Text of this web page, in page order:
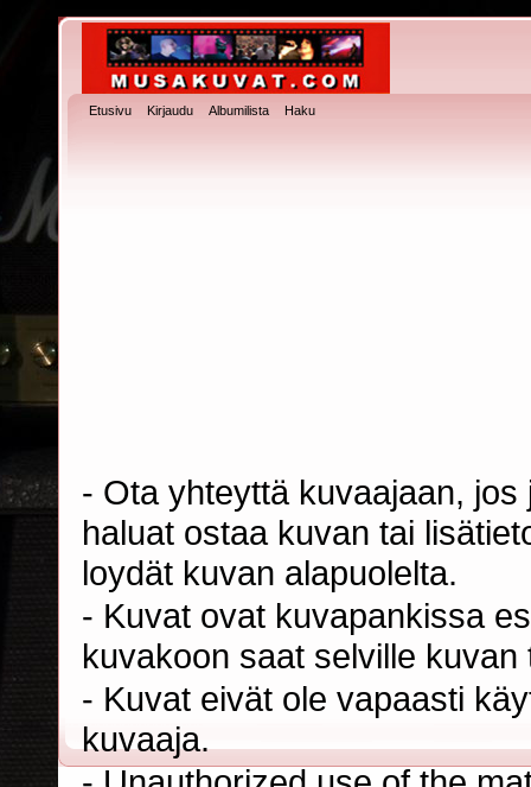
Etusivu Kirjaudu Albumilista Haku
- Ota yhteyttä kuvaajaan,
haluat ostaa kuvan tai
loydät kuvan alapuolelta.
- Kuvat ovat kuvapankissa
kuvakoon saat selville
- Kuvat eivät ole vapaasti
kuvaaja.